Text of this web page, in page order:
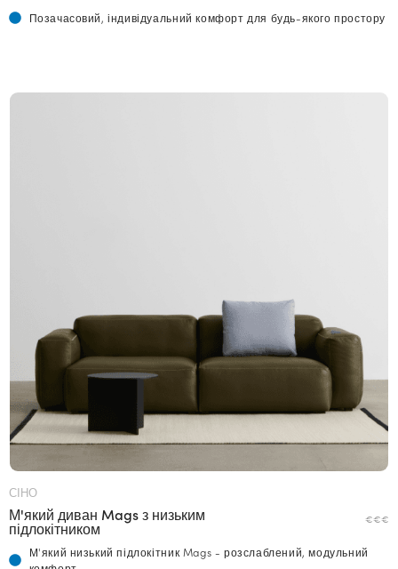
Позачасовий, індивідуальний комфорт для будь-якого простору
СІНО
М'який диван Mags з низьким
підлокітником €€€
М'який низький підлокітник Mags - розслаблений, модульний